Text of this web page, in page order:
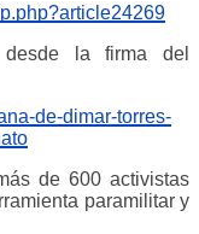
desde la firma del
de-dimar-torres-
de 600 activistas
paramilitar y